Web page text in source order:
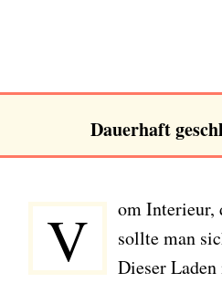
Dauerhaft
V
om Interieur,
sollte man
Dieser